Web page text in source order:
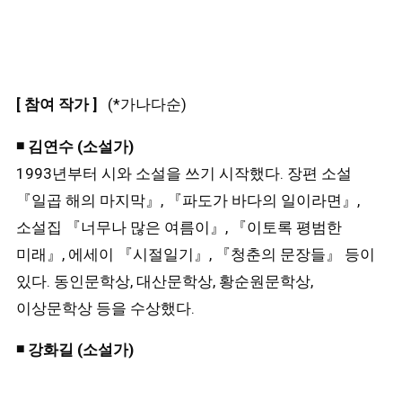
[ 참여 작가 ] (*가나다순)
◾ 김연수 (소설가)
1993년부터 시와 소설을 쓰기 시작했다. 장편 소설
『일곱 해의 마지막』, 『파도가 바다의 일이라면』,
소설집 『너무나 많은 여름이』, 『이토록 평범한
미래』, 에세이 『시절일기』, 『청춘의 문장들』 등이
있다. 동인문학상, 대산문학상, 황순원문학상,
이상문학상 등을 수상했다.
◾ 강화길 (소설가)